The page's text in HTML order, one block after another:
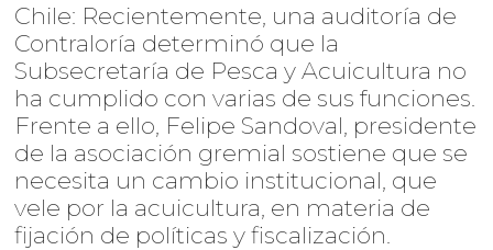
Chile: Recientemente, una auditoría de
Contraloría determinó que la
Subsecretaría de Pesca y Acuicultura no
ha cumplido con varias de sus funciones.
Frente a ello, Felipe Sandoval, presidente
de la asociación gremial sostiene que se
necesita un cambio institucional, que
vele por la acuicultura, en materia de
fijación de políticas y fiscalización.